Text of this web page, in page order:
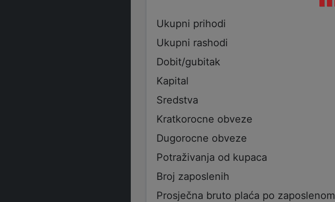
Ukupni prihodi
Ukupni rashodi
Dobit/gubitak
Kapital
Sredstva
Kratkorocne obveze
Dugorocne obveze
Potraživanja od kupaca
Broj zaposlenih
Prosječna bruto plaća po zaposlenom